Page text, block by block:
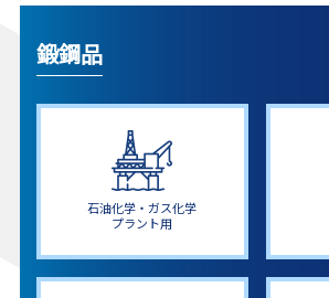
鍛鋼品
石油化学・ガス化学
プラント用